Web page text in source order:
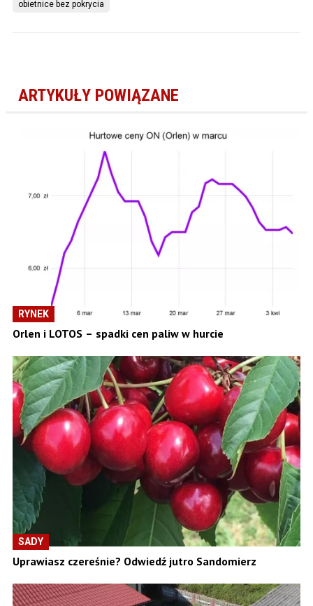
obietnice bez pokrycia
ARTYKUŁY POWIĄZANE
RYNEK
Orlen i LOTOS – spadki cen paliw w hurcie
SADY
Uprawiasz czereśnie? Odwiedź jutro Sandomierz